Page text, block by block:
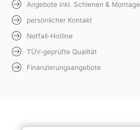
Angebote inkl. Schienen & Montage
persönlicher Kontakt
Notfall-Hotline
TÜV-geprüfte Qualität
Finanzierungsangebote